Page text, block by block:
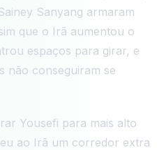
Sanyang armaram
que o Irã aumentou o
espaços para girar, e
não conseguiram se
Yousefi para mais alto
ao Irã um corredor extra